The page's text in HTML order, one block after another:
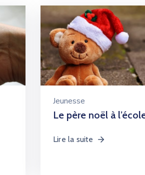
Jeunesse
Le père noël à
Lire la suite